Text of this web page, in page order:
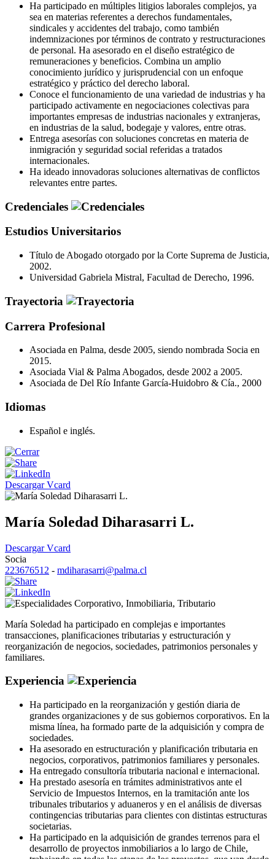
Ha participado en múltiples litigios laborales complejos, ya
sea en materias referentes a derechos fundamentales,
sindicales y accidentes del trabajo, como también
indemnizaciones por términos de contrato y restructuraciones
de personal. Ha asesorado en el diseño estratégico de
remuneraciones y beneficios. Combina un amplio
conocimiento jurídico y jurisprudencial con un enfoque
estratégico y práctico del derecho laboral.
Conoce el funcionamiento de una variedad de industrias y ha
participado activamente en negociaciones colectivas para
importantes empresas de industrias nacionales y extranjeras,
en industrias de la salud, bodegaje y valores, entre otras.
Entrega asesorías con soluciones concretas en materia de
inmigración y seguridad social referidas a tratados
internacionales.
Ha ideado innovadoras soluciones alternativas de conflictos
relevantes entre partes.
Credenciales
Estudios Universitarios
Título de Abogado otorgado por la Corte Suprema de Justicia,
2002.
Universidad Gabriela Mistral, Facultad de Derecho, 1996.
Trayectoria
Carrera Profesional
Asociada en Palma, desde 2005, siendo nombrada Socia en
2015.
Asociada Vial & Palma Abogados, desde 2002 a 2005.
Asociada de Del Río Infante García-Huidobro & Cía., 2000
Idiomas
Español e inglés.
Descargar Vcard
María Soledad Diharasarri L.
Descargar Vcard
Socia
223676512 - mdiharasarri@palma.cl
Corporativo, Inmobiliaria, Tributario
María Soledad ha participado en complejas e importantes
transacciones, planificaciones tributarias y estructuración y
reorganización de negocios, sociedades, patrimonios personales y
familiares.
Experiencia
Ha participado en la reorganización y gestión diaria de
grandes organizaciones y de sus gobiernos corporativos. En la
misma línea, ha formado parte de la adquisición y compra de
sociedades.
Ha asesorado en estructuración y planificación tributaria en
negocios, corporativos, patrimonios familiares y personales.
Ha entregado consultoría tributaria nacional e internacional.
Ha prestado asesoría en trámites administrativos ante el
Servicio de Impuestos Internos, en la tramitación ante los
tribunales tributarios y aduaneros y en el análisis de diversas
contingencias tributarias para clientes con distintas estructuras
societarias.
Ha participado en la adquisición de grandes terrenos para el
desarrollo de proyectos inmobiliarios a lo largo de Chile,